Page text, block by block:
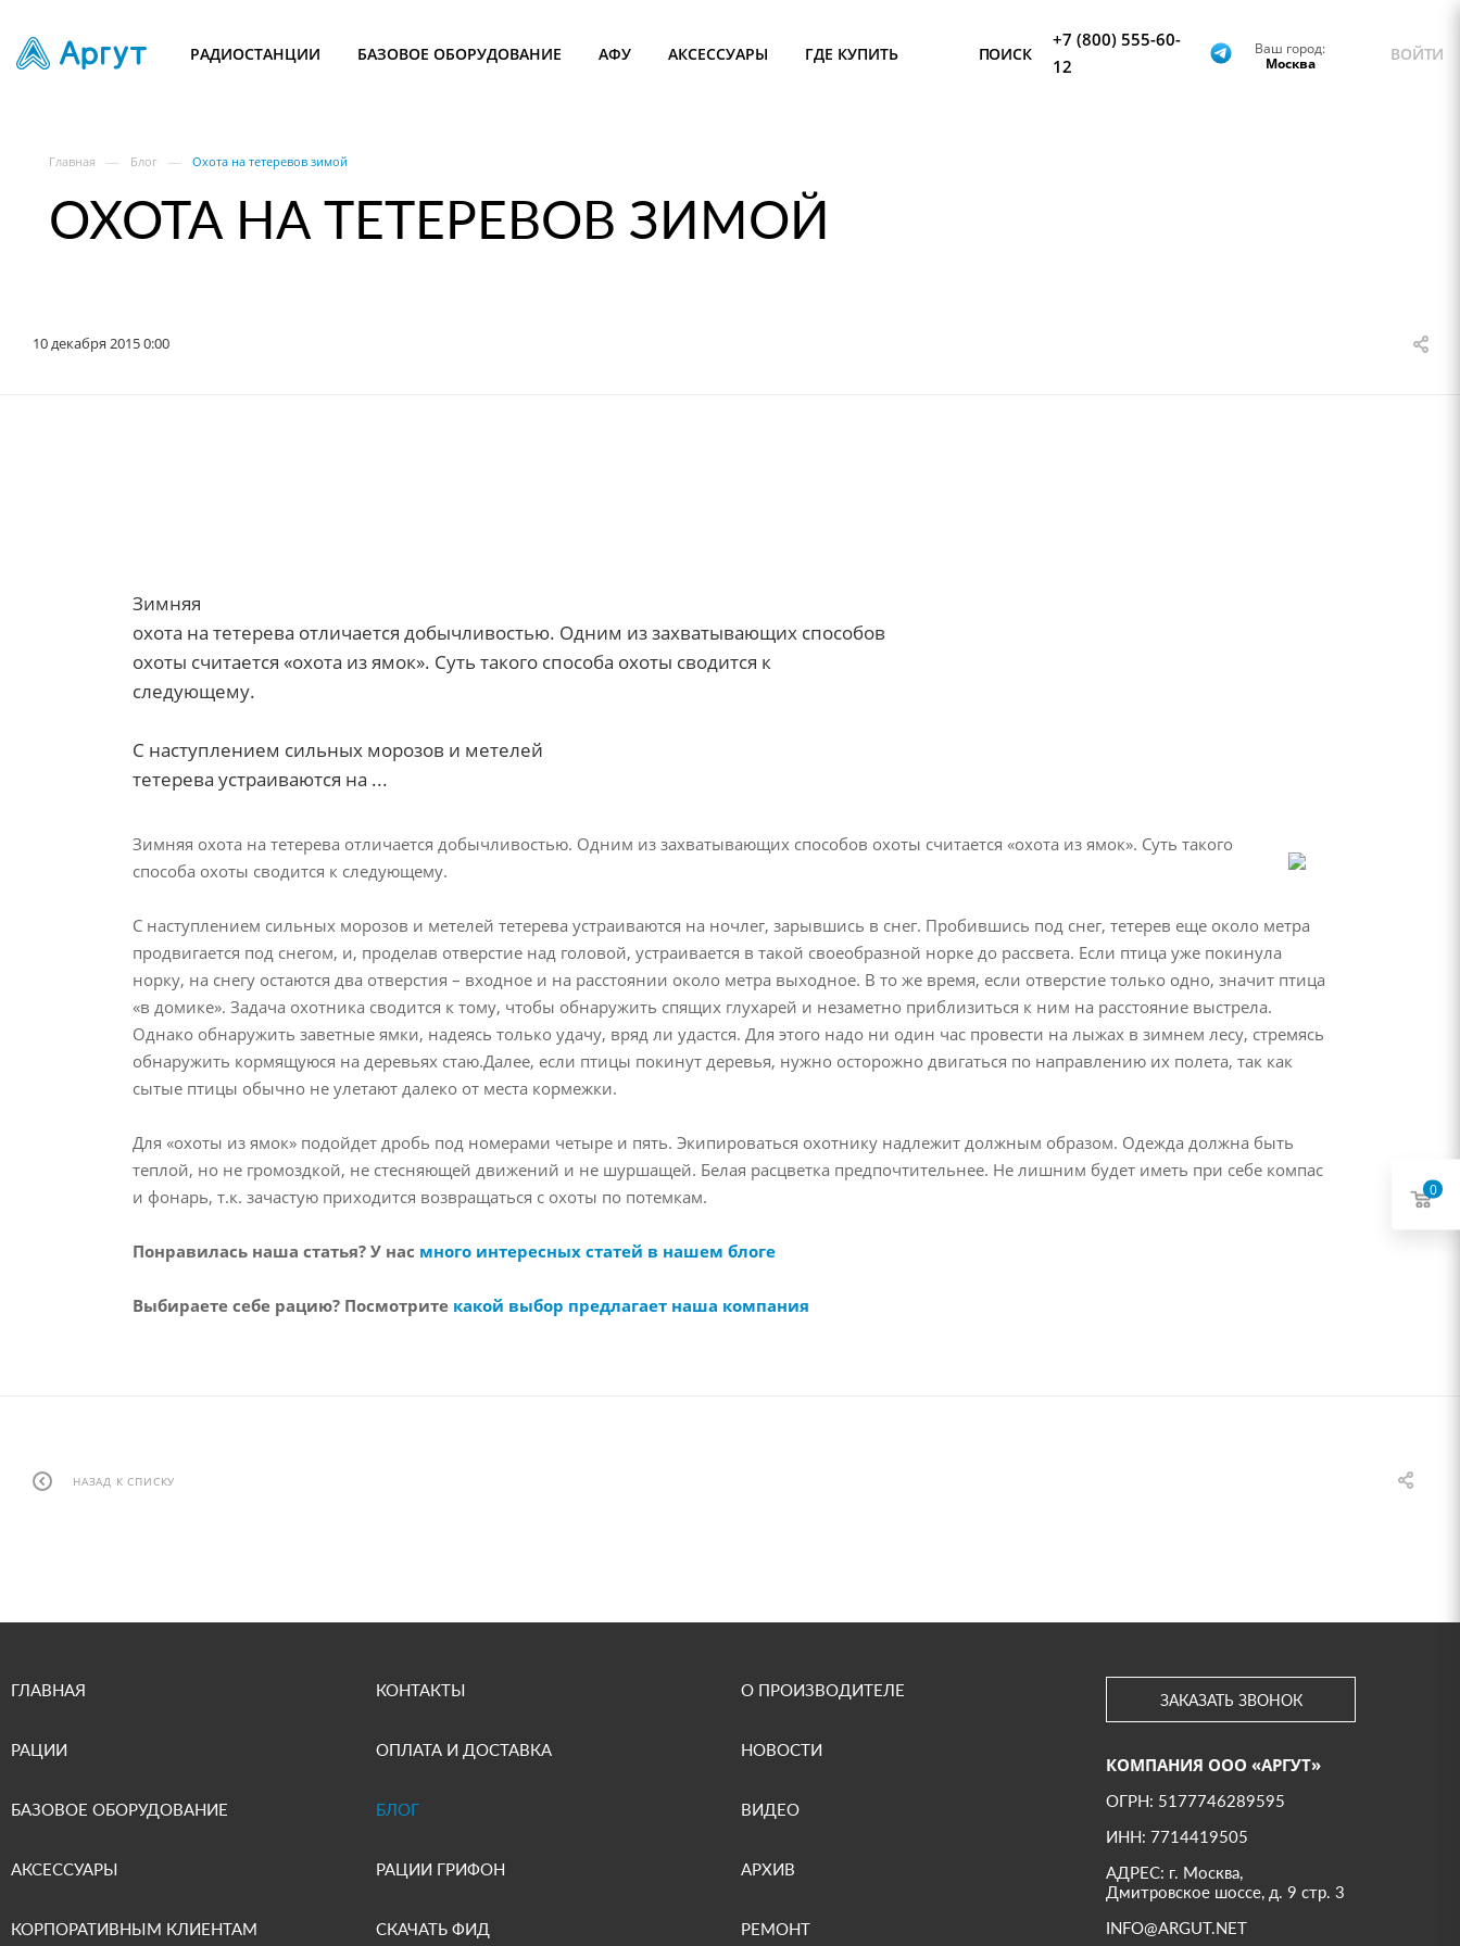
РАДИОСТАНЦИИ БАЗОВОЕ ОБОРУДОВАНИЕ АФУ АКСЕССУАРЫ ГДЕ КУПИТЬ ПОИСК
+7 (800) 555-60-
12
Ваш город:
Москва
ВОЙТИ
Главная — Блог — Охота на тетеревов зимой
ОХОТА НА ТЕТЕРЕВОВ ЗИМОЙ
10 декабря 2015 0:00
Зимняя
охота на тетерева отличается добычливостью. Одним из захватывающих способов
охоты считается «охота из ямок». Суть такого способа охоты сводится к
следующему.
С наступлением сильных морозов и метелей
тетерева устраиваются на ...
Зимняя охота на тетерева отличается добычливостью. Одним из захватывающих способов охоты считается «охота из ямок». Суть такого
способа охоты сводится к следующему.
С наступлением сильных морозов и метелей тетерева устраиваются на ночлег, зарывшись в снег. Пробившись под снег, тетерев еще около метра
продвигается под снегом, и, проделав отверстие над головой, устраивается в такой своеобразной норке до рассвета. Если птица уже покинула
норку, на снегу остаются два отверстия – входное и на расстоянии около метра выходное. В то же время, если отверстие только одно, значит птица
«в домике». Задача охотника сводится к тому, чтобы обнаружить спящих глухарей и незаметно приблизиться к ним на расстояние выстрела.
Однако обнаружить заветные ямки, надеясь только удачу, вряд ли удастся. Для этого надо ни один час провести на лыжах в зимнем лесу, стремясь
обнаружить кормящуюся на деревьях стаю.Далее, если птицы покинут деревья, нужно осторожно двигаться по направлению их полета, так как
сытые птицы обычно не улетают далеко от места кормежки.
Для «охоты из ямок» подойдет дробь под номерами четыре и пять. Экипироваться охотнику надлежит должным образом. Одежда должна быть
теплой, но не громоздкой, не стесняющей движений и не шуршащей. Белая расцветка предпочтительнее. Не лишним будет иметь при себе компас
и фонарь, т.к. зачастую приходится возвращаться с охоты по потемкам.
Понравилась наша статья? У нас много интересных статей в нашем блоге
Выбираете себе рацию? Посмотрите какой выбор предлагает наша компания
НАЗАД К СПИСКУ
ГЛАВНАЯ
РАЦИИ
БАЗОВОЕ ОБОРУДОВАНИЕ
АКСЕССУАРЫ
КОРПОРАТИВНЫМ КЛИЕНТАМ
КОНТАКТЫ
ОПЛАТА И ДОСТАВКА
БЛОГ
РАЦИИ ГРИФОН
СКАЧАТЬ ФИД
О ПРОИЗВОДИТЕЛЕ
НОВОСТИ
ВИДЕО
АРХИВ
РЕМОНТ
ЗАКАЗАТЬ ЗВОНОК
КОМПАНИЯ ООО «АРГУТ»
ОГРН: 5177746289595
ИНН: 7714419505
АДРЕС: г. Москва,
Дмитровское шоссе, д. 9 стр. 3
INFO@ARGUT.NET
0